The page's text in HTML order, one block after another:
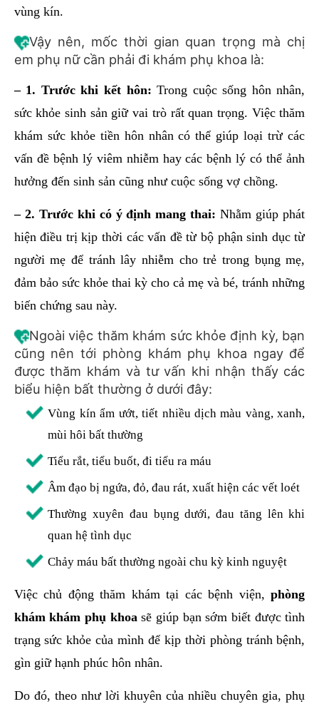
vùng kín.
Vậy nên, mốc thời gian quan trọng mà chị
em phụ nữ cần phải đi khám phụ khoa là:
– 1. Trước khi kết hôn: Trong cuộc sống hôn nhân,
sức khỏe sinh sản giữ vai trò rất quan trọng. Việc thăm
khám sức khỏe tiền hôn nhân có thể giúp loại trừ các
vấn đề bệnh lý viêm nhiễm hay các bệnh lý có thể ảnh
hưởng đến sinh sản cũng như cuộc sống vợ chồng.
– 2. Trước khi có ý định mang thai: Nhằm giúp phát
hiện điều trị kịp thời các vấn đề từ bộ phận sinh dục từ
người mẹ để tránh lây nhiễm cho trẻ trong bụng mẹ,
đảm bảo sức khỏe thai kỳ cho cả mẹ và bé, tránh những
biến chứng sau này.
Ngoài việc thăm khám sức khỏe định kỳ, bạn
cũng nên tới phòng khám phụ khoa ngay để
được thăm khám và tư vấn khi nhận thấy các
biểu hiện bất thường ở dưới đây:
Vùng kín ẩm ướt, tiết nhiều dịch màu vàng, xanh,
mùi hôi bất thường
Tiểu rắt, tiểu buốt, đi tiểu ra máu
Âm đạo bị ngứa, đỏ, đau rát, xuất hiện các vết loét
Thường xuyên đau bụng dưới, đau tăng lên khi
quan hệ tình dục
Chảy máu bất thường ngoài chu kỳ kinh nguyệt
Việc chủ động thăm khám tại các bệnh viện,phòng
khám khám phụ khoasẽ giúp bạn sớm biết được tình
trạng sức khỏe của mình để kịp thời phòng tránh bệnh,
gìn giữ hạnh phúc hôn nhân.
Do đó, theo như lời khuyên của nhiều chuyên gia, phụ